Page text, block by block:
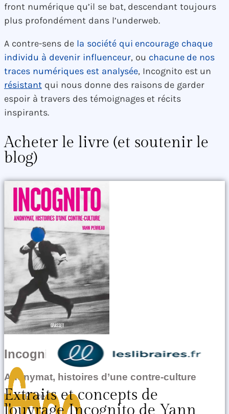
front numérique qu’il se bat, descendant toujours
plus profondément dans l’underweb.
A contre-sens de la société qui encourage chaque
individu à devenir influenceur, ou chacune de nos
traces numériques est analysée, Incognito est un
résistant qui nous donne des raisons de garder
espoir à travers des témoignages et récits
inspirants.
Acheter le livre (et soutenir le
blog)
Incognito
Anonymat, histoires d’une contre-culture
Yann Perreau
Extraits et concepts de